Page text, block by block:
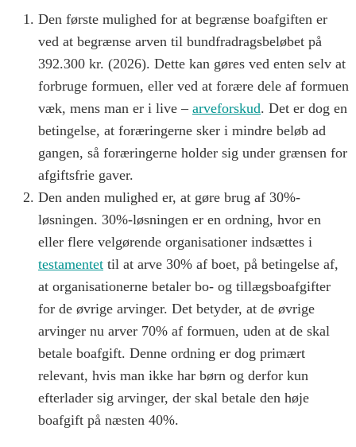
Den første mulighed for at begrænse boafgiften er
ved at begrænse arven til bundfradragsbeløbet på
392.300 kr. (2026). Dette kan gøres ved enten selv at
forbruge formuen, eller ved at forære dele af formuen
væk, mens man er i live – arveforskud. Det er dog en
betingelse, at foræringerne sker i mindre beløb ad
gangen, så foræringerne holder sig under grænsen for
afgiftsfrie gaver.
Den anden mulighed er, at gøre brug af 30%-
løsningen. 30%-løsningen er en ordning, hvor en
eller flere velgørende organisationer indsættes i
testamentet til at arve 30% af boet, på betingelse af,
at organisationerne betaler bo- og tillægsboafgifter
for de øvrige arvinger. Det betyder, at de øvrige
arvinger nu arver 70% af formuen, uden at de skal
betale boafgift. Denne ordning er dog primært
relevant, hvis man ikke har børn og derfor kun
efterlader sig arvinger, der skal betale den høje
boafgift på næsten 40%.